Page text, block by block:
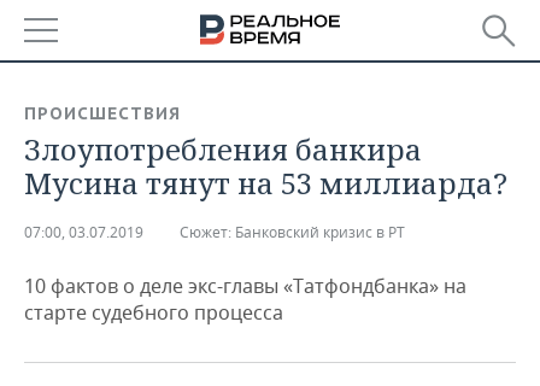
БАШКОРТОСТАН
ТАТАРСТАН
НОВОСТИ
АНАЛИТИКА
ДЕКЛАРАЦИИ О ДОХОДАХ
КОРОЛИ ГОСЗАКАЗА ПФО
НОВОСТИ ЭКОНОМИКИ
ФИНАНСЫ
ПРОМЫШЛЕННОСТЬ
НОВОСТИ
НЕДВИЖИМОСТЬ
ПРОИСШЕСТВИЯ
Злоупотребления банкира
Мусина тянут на 53 миллиарда?
07:00, 03.07.2019 Сюжет: Банковский кризис в РТ
10 фактов о деле экс-главы «Татфондбанка» на
старте судебного процесса